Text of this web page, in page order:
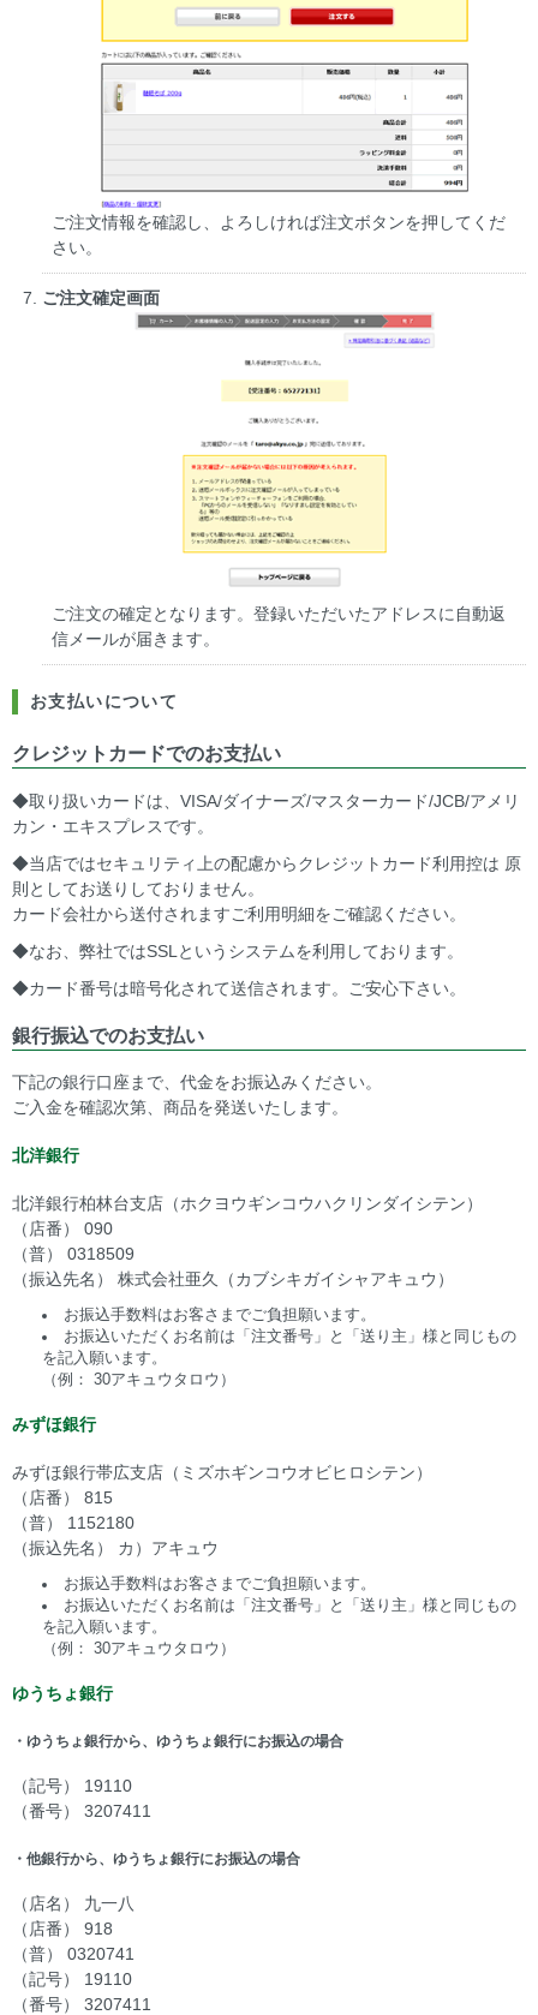
ご注文情報を確認し、よろしければ注文ボタンを押してくだ
さい。
ご注文確定画面
ご注文の確定となります。登録いただいたアドレスに自動返
信メールが届きます。
お支払いについて
クレジットカードでのお支払い
◆取り扱いカードは、VISA/ダイナーズ/マスターカード/JCB/アメリ
カン・エキスプレスです。
◆当店ではセキュリティ上の配慮からクレジットカード利用控は 原
則としてお送りしておりません。
カード会社から送付されますご利用明細をご確認ください。
◆なお、弊社ではSSLというシステムを利用しております。
◆カード番号は暗号化されて送信されます。ご安心下さい。
銀行振込でのお支払い
下記の銀行口座まで、代金をお振込みください。
ご入金を確認次第、商品を発送いたします。
北洋銀行
北洋銀行柏林台支店（ホクヨウギンコウハクリンダイシテン）
（店番） 090
（普） 0318509
（振込先名） 株式会社亜久（カブシキガイシャアキュウ）
お振込手数料はお客さまでご負担願います。
お振込いただくお名前は「注文番号」と「送り主」様と同じもの
を記入願います。
（例： 30アキュウタロウ）
みずほ銀行
みずほ銀行帯広支店（ミズホギンコウオビヒロシテン）
（店番） 815
（普） 1152180
（振込先名） カ）アキュウ
お振込手数料はお客さまでご負担願います。
お振込いただくお名前は「注文番号」と「送り主」様と同じもの
を記入願います。
（例： 30アキュウタロウ）
ゆうちょ銀行
・ゆうちょ銀行から、ゆうちょ銀行にお振込の場合
（記号） 19110
（番号） 3207411
・他銀行から、ゆうちょ銀行にお振込の場合
（店名） 九一八
（店番） 918
（普） 0320741
（記号） 19110
（番号） 3207411